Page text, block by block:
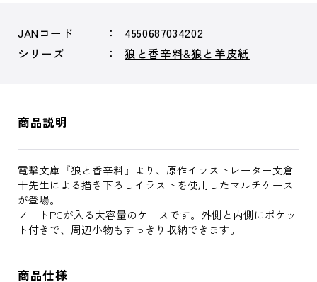
JANコード
4550687034202
シリーズ
狼と香辛料&狼と羊皮紙
商品説明
電撃文庫『狼と香辛料』より、原作イラストレーター文倉
十先生による描き下ろしイラストを使用したマルチケース
が登場。
ノートPCが入る大容量のケースです。外側と内側にポケッ
ト付きで、周辺小物もすっきり収納できます。
商品仕様